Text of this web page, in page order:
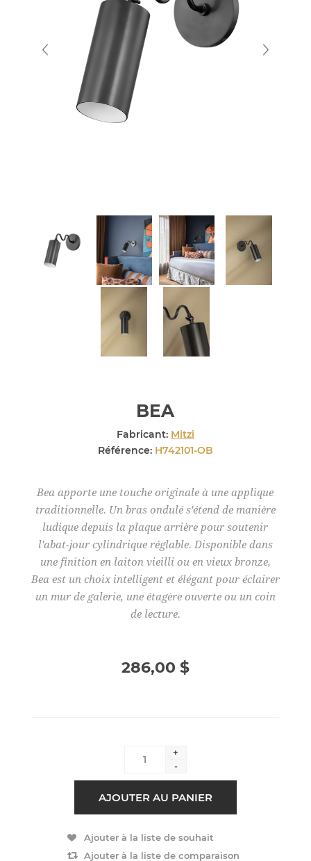
BEA
Fabricant: Mitzi
Référence: H742101-OB
Bea apporte une touche originale à une applique
traditionnelle. Un bras ondulé s'étend de manière
ludique depuis la plaque arrière pour soutenir
l'abat-jour cylindrique réglable. Disponible dans
une finition en laiton vieilli ou en vieux bronze,
Bea est un choix intelligent et élégant pour éclairer
un mur de galerie, une étagère ouverte ou un coin
de lecture.
286,00 $
+
-